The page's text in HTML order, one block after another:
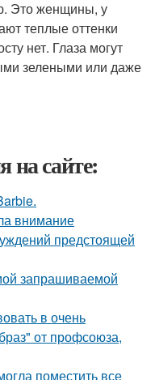
Это женщины, у
теплые оттенки
нет. Глаза могут
зелеными или даже
на сайте:
внимание
предстоящей
запрашиваемой
в очень
от профсоюза,
поместить все